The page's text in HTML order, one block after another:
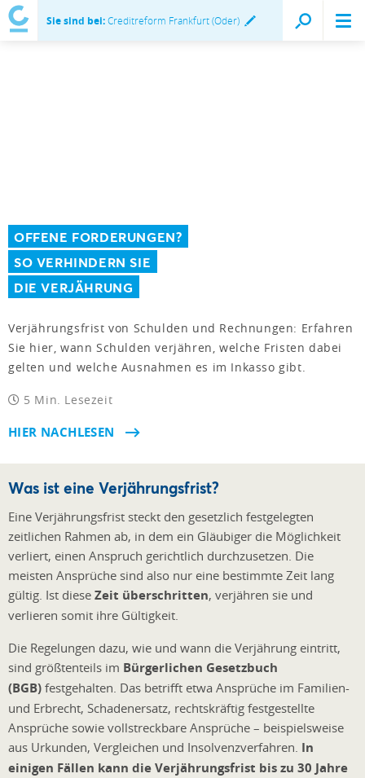
Sie sind bei:Creditreform Frankfurt (Oder)
OFFENE FORDERUNGEN?
SO VERHINDERN SIE
DIE VERJÄHRUNG
Verjährungsfrist von Schulden und Rechnungen: Erfahren
Sie hier, wann Schulden verjähren, welche Fristen dabei
gelten und welche Ausnahmen es im Inkasso gibt.
5 Min. Lesezeit
HIER NACHLESEN
Was ist eine Verjährungsfrist?
Eine Verjährungsfrist steckt den gesetzlich festgelegten
zeitlichen Rahmen ab, in dem ein Gläubiger die Möglichkeit
verliert, einen Anspruch gerichtlich durchzusetzen. Die
meisten Ansprüche sind also nur eine bestimmte Zeit lang
gültig. Ist diese Zeit überschritten, verjähren sie und
verlieren somit ihre Gültigkeit.
Die Regelungen dazu, wie und wann die Verjährung eintritt,
sind größtenteils im Bürgerlichen Gesetzbuch
(BGB) festgehalten. Das betrifft etwa Ansprüche im Familien-
und Erbrecht, Schadenersatz, rechtskräftig festgestellte
Ansprüche sowie vollstreckbare Ansprüche – beispielsweise
aus Urkunden, Vergleichen und Insolvenzverfahren. In
einigen Fällen kann die Verjährungsfrist bis zu 30 Jahre